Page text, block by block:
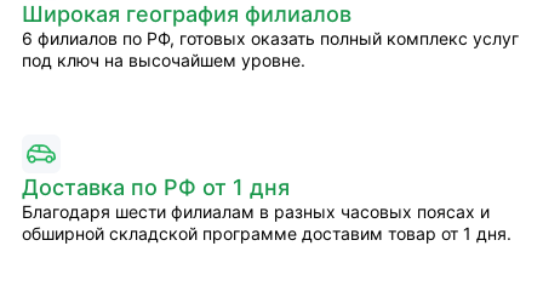
Широкая география филиалов
6 филиалов по РФ, готовых оказать полный комплекс услуг
под ключ на высочайшем уровне.
Доставка по РФ от 1 дня
Благодаря шести филиалам в разных часовых поясах и
обширной складской программе доставим товар от 1 дня.